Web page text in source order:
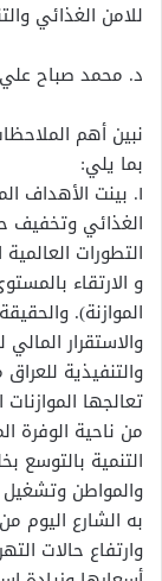
للامن الغذائي
د. محمد صباح علي
نبين أهم
بما يلي:
١. بينت الأهداف
الغذائي وتخفيف
التطورات
و الارتقاء
الموازنة).
والاستقرار
والتنفيذية
تعالجها
من ناحية الوفرة
التنمية بالتوسع
والمواطن وتشغيل
به الشارع اليوم
وارتفاع حالات